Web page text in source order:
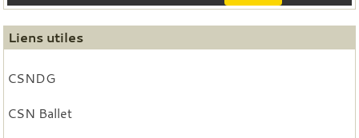
Liens utiles
CSNDG
CSN Ballet